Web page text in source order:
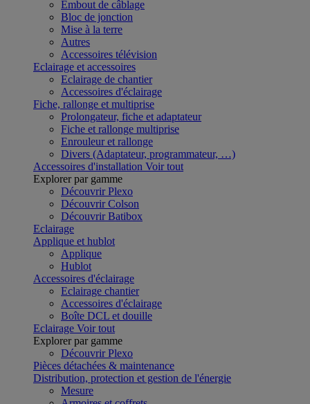
Embout de câblage
Bloc de jonction
Mise à la terre
Autres
Accessoires télévision
Eclairage et accessoires
Eclairage de chantier
Accessoires d'éclairage
Fiche, rallonge et multiprise
Prolongateur, fiche et adaptateur
Fiche et rallonge multiprise
Enrouleur et rallonge
Divers (Adaptateur, programmateur, …)
Accessoires d'installation Voir tout
Explorer par gamme
Découvrir Plexo
Découvrir Colson
Découvrir Batibox
Eclairage
Applique et hublot
Applique
Hublot
Accessoires d'éclairage
Eclairage chantier
Accessoires d'éclairage
Boîte DCL et douille
Eclairage Voir tout
Explorer par gamme
Découvrir Plexo
Pièces détachées & maintenance
Distribution, protection et gestion de l'énergie
Mesure